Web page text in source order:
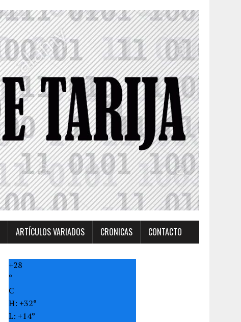
ARTÍCULOS VARIADOS CRONICAS CONTACTO
+28
°
C
H: +32°
L: +14°